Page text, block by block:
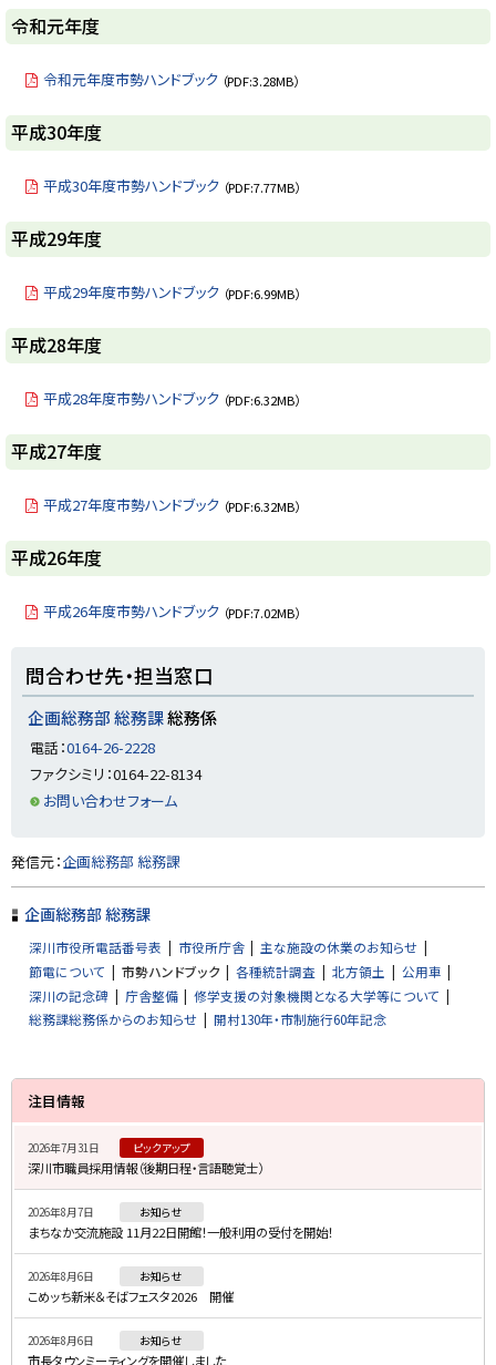
戻
る
ト
ッ
戻
る
令和元年度
令和元年度市勢ハンドブック （PDF:3.28MB）
ト
ッ
戻
る
平成30年度
平成30年度市勢ハンドブック （PDF:7.77MB）
ト
ッ
戻
る
平成29年度
平成29年度市勢ハンドブック （PDF:6.99MB）
ト
ッ
戻
る
平成28年度
平成28年度市勢ハンドブック （PDF:6.32MB）
ト
ッ
戻
る
平成27年度
平成27年度市勢ハンドブック （PDF:6.32MB）
ト
ッ
平成26年度
平成26年度市勢ハンドブック （PDF:7.02MB）
問合わせ先・担当窓口
企画総務部 総務課総務係
電話：0164-26-2228
ファクシミリ：0164-22-8134
お問い合わせフォーム
ト
ッ
プ
発信元：企画総務部 総務課
企画総務部 総務課
深川市役所電話番号表 市役所庁舎
主な施設の休業のお知らせ
節電について
市勢ハンドブック 各種統計調査 北方領土
公用車
深川の記念碑
庁舎整備
修学支援の対象機関となる大学等について
総務課総務係からのお知らせ
開村130年・市制施行60年記念
サ
イ
・
メ
ニ
ュ
ー
注目情報
2026年7月31日 ピックアップ
深川市職員採用情報（後期日程・言語聴覚士）
2026年8月7日 お知らせ
まちなか交流施設 11月22日開館！一般利用の受付を開始！
2026年8月6日 お知らせ
こめッち新米＆そばフェスタ2026 開催
2026年8月6日 お知らせ
市長タウンミーティングを開催しました